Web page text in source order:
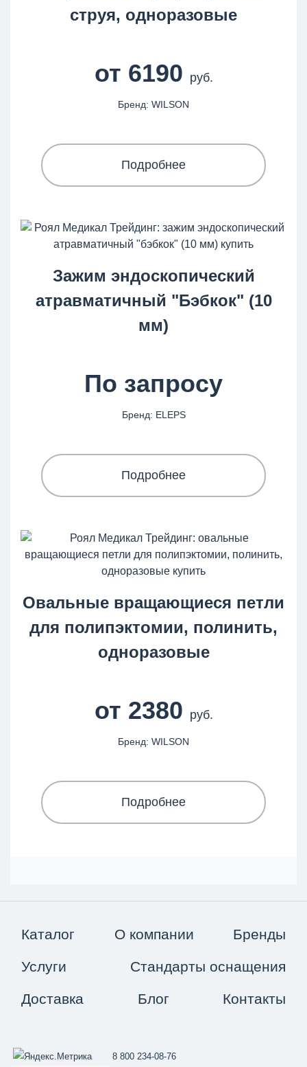
струя, одноразовые
от 6190 руб.
Бренд: WILSON
Подробнее
Зажим эндоскопический
атравматичный "Бэбкок" (10
мм)
По запросу
Бренд: ELEPS
Подробнее
Овальные вращающиеся петли
для полипэктомии, полинить,
одноразовые
от 2380 руб.
Бренд: WILSON
Подробнее
Каталог О компании Бренды
Услуги Стандарты оснащения
Доставка Блог Контакты
8 800 234-08-76